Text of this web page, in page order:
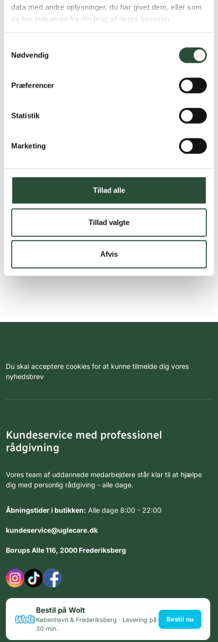
data med andre oplysninger, du har givet dem, eller som
de har indsamlet fra din brug af deres tjenester.
Nødvendig
Præferencer
Statistik
Marketing
Tillad alle
Tillad valgte
Afvis
produkter
Vi tilbyder et stort udvalg af kendte
cremer, vitaminer og andre spændende
Du skal acceptere cookies for at kunne tilmelde dig vores
nyhedsbrev
Kundeservice med professionel
rådgivning
Vores team af uddannede medarbejdere står klar til at hjælpe
dig med personlig rådgiving - alle dage.
Åbningstider i butikken: Alle dage 8:00 - 22:00
kundeservice@uglecare.dk
Borups Alle 116, 2000 Frederiksberg
Bestil på Wolt
København & Frederiksberg · Levering på
30 min.
Bestil nu